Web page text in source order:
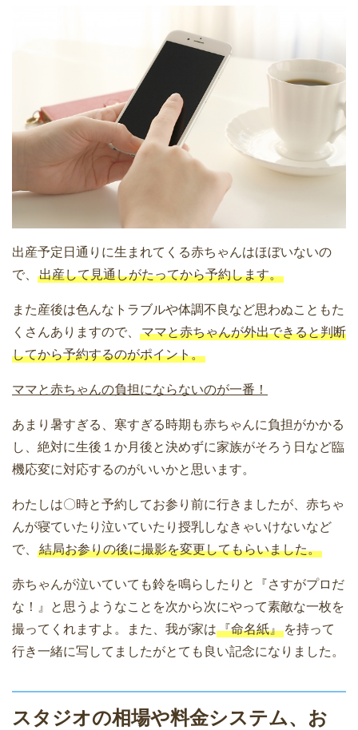
出産予定日通りに生まれてくる赤ちゃんはほぼいないの
で、
出産して見通しがたってから予約します。
また産後は色んなトラブルや体調不良など思わぬこともた
くさんありますので、
ママと赤ちゃんが外出できると判断
してから予約するのがポイント。
ママと赤ちゃんの負担にならないのが一番！
あまり暑すぎる、寒すぎる時期も赤ちゃんに負担がかかる
し、絶対に生後１か月後と決めずに家族がそろう日など臨
機応変に対応するのがいいかと思います。
わたしは〇時と予約してお参り前に行きましたが、赤ちゃ
んが寝ていたり泣いていたり授乳しなきゃいけないなど
で、
結局お参りの後に撮影を変更してもらいました。
赤ちゃんが泣いていても鈴を鳴らしたりと『さすがプロだ
な！』と思うようなことを次から次にやって素敵な一枚を
撮ってくれますよ。また、我が家は『命名紙』 を持って
行き一緒に写してましたがとても良い記念になりました。
スタジオの相場や料金システム、お